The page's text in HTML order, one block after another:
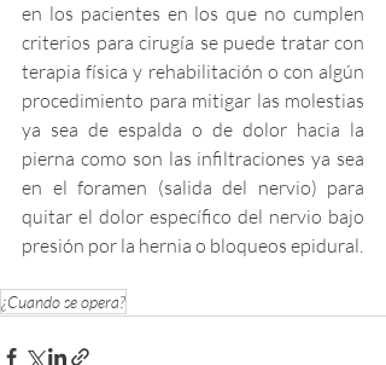
en los pacientes en los que no cumplen
criterios para cirugía se puede tratar con
terapia física y rehabilitación o con algún
procedimiento para mitigar las molestias
ya sea de espalda o de dolor hacia la
pierna como son las infiltraciones ya sea
en el foramen (salida del nervio) para
quitar el dolor específico del nervio bajo
presión por la hernia o bloqueos epidural.
¿Cuando se opera?